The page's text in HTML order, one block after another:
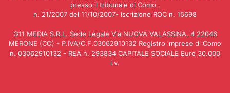
presso il tribunale di Como ,
n. 21/2007 del 11/10/2007- Iscrizione ROC n. 15698
G11 MEDIA S.R.L. Sede Legale Via NUOVA VALASSINA, 4 22046
MERONE (CO) - P.IVA/C.F.03062910132 Registro imprese di Como
n. 03062910132 - REA n. 293834 CAPITALE SOCIALE Euro 30.000
i.v.